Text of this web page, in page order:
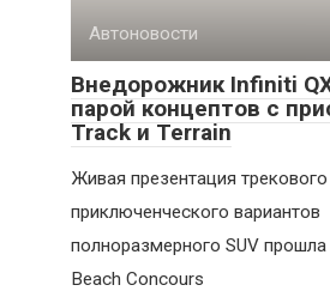
Автоновости
Внедорожник Infiniti
парой концептов с
Track и Terrain
Живая презентация трекового
приключенческого вариантов
полноразмерного SUV
Beach Concours